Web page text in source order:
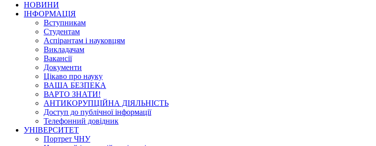
НОВИНИ
ІНФОРМАЦІЯ
Вступникам
Студентам
Аспірантам і науковцям
Викладачам
Вакансії
Документи
Цікаво про науку
ВАША БЕЗПЕКА
ВАРТО ЗНАТИ!
АНТИКОРУПЦІЙНА ДІЯЛЬНІСТЬ
Доступ до публічної інформації
Телефонний довідник
УНІВЕРСИТЕТ
Портрет ЧНУ